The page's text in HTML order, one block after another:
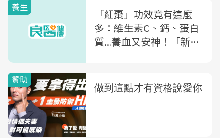
養生
「紅棗」功效竟有這麼
多：維生素C、鈣、蛋白
質...養血又安神！「新鮮